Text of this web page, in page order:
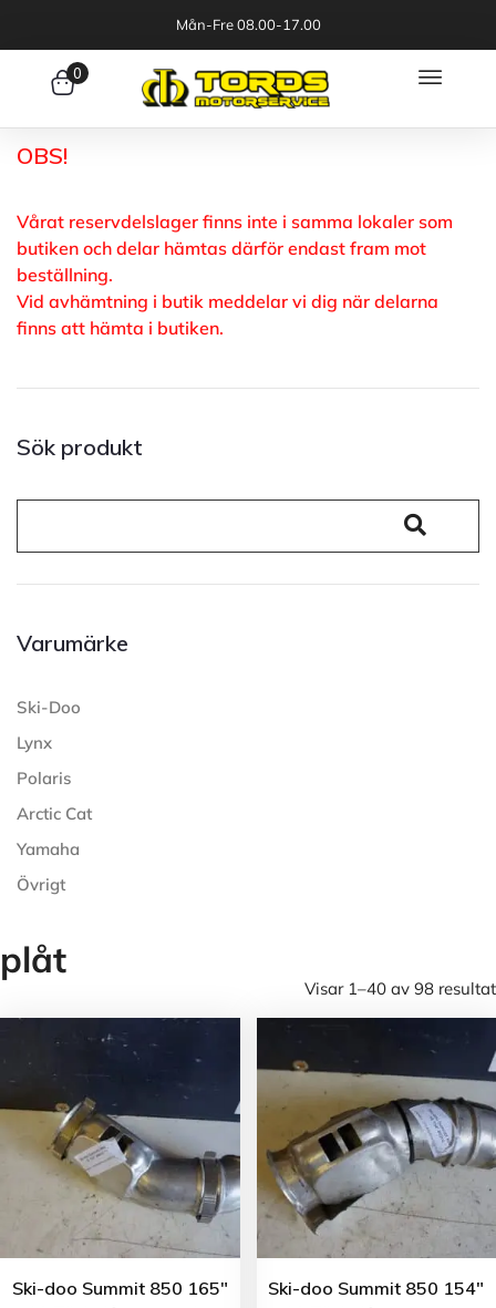
Mån-Fre 08.00-17.00
0
OBS!
Vårat reservdelslager finns inte i samma lokaler som
butiken och delar hämtas därför endast fram mot
beställning.
Vid avhämtning i butik meddelar vi dig när delarna
finns att hämta i butiken.
Sök produkt
Varumärke
Ski-Doo
Lynx
Polaris
Arctic Cat
Yamaha
Övrigt
plåt
Visar 1–40 av 98 resultat
Ski-doo Summit 850 165″
Ski-doo Summit 850 154″